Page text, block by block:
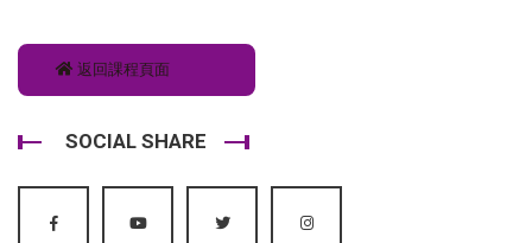
返回課程頁面
SOCIAL SHARE